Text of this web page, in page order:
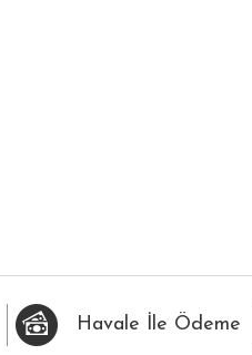
FAVORİLERİME EKLE
Havale İle Ödeme